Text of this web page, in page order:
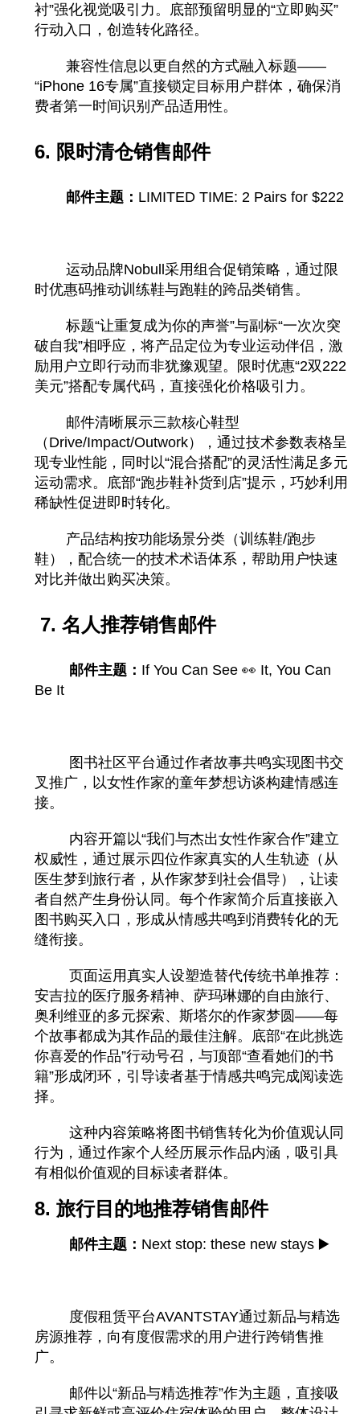
衬”强化视觉吸引力。底部预留明显的“立即购买”
行动入口，创造转化路径。
兼容性信息以更自然的方式融入标题——
“iPhone 16专属”直接锁定目标用户群体，确保消
费者第一时间识别产品适用性。
6. 限时清仓销售邮件
邮件主题： LIMITED TIME: 2 Pairs for $222
运动品牌Nobull采用组合促销策略，通过限
时优惠码推动训练鞋与跑鞋的跨品类销售。
标题“让重复成为你的声誉”与副标“一次次突
破自我”相呼应，将产品定位为专业运动伴侣，激
励用户立即行动而非犹豫观望。限时优惠“2双222
美元”搭配专属代码，直接强化价格吸引力。
邮件清晰展示三款核心鞋型
（Drive/Impact/Outwork），通过技术参数表格呈
现专业性能，同时以“混合搭配”的灵活性满足多元
运动需求。底部“跑步鞋补货到店”提示，巧妙利用
稀缺性促进即时转化。
产品结构按功能场景分类（训练鞋/跑步
鞋），配合统一的技术术语体系，帮助用户快速
对比并做出购买决策。
7. 名人推荐销售邮件
邮件主题： If You Can See 👀 It, You Can
Be It
图书社区平台通过作者故事共鸣实现图书交
叉推广，以女性作家的童年梦想访谈构建情感连
接。
内容开篇以“我们与杰出女性作家合作”建立
权威性，通过展示四位作家真实的人生轨迹（从
医生梦到旅行者，从作家梦到社会倡导），让读
者自然产生身份认同。每个作家简介后直接嵌入
图书购买入口，形成从情感共鸣到消费转化的无
缝衔接。
页面运用真实人设塑造替代传统书单推荐：
安吉拉的医疗服务精神、萨玛琳娜的自由旅行、
奥利维亚的多元探索、斯塔尔的作家梦圆——每
个故事都成为其作品的最佳注解。底部“在此挑选
你喜爱的作品”行动号召，与顶部“查看她们的书
籍”形成闭环，引导读者基于情感共鸣完成阅读选
择。
这种内容策略将图书销售转化为价值观认同
行为，通过作家个人经历展示作品内涵，吸引具
有相似价值观的目标读者群体。
8. 旅行目的地推荐销售邮件
邮件主题： Next stop: these new stays ▶️
度假租赁平台AVANTSTAY通过新品与精选
房源推荐，向有度假需求的用户进行跨销售推
广。
邮件以“新品与精选推荐”作为主题，直接吸